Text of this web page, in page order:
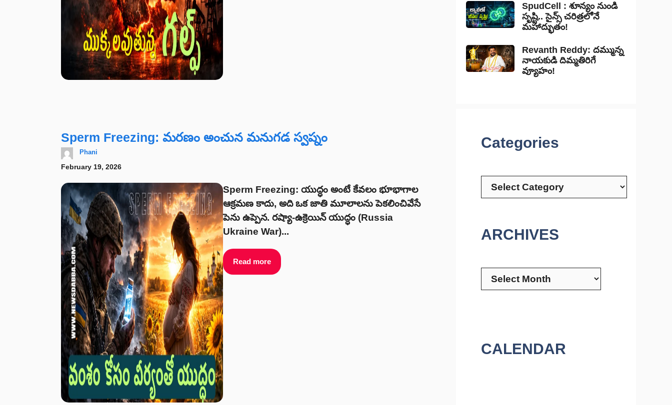
Sperm Freezing: మరణం అంచున మనుగడ స్వప్నం
Phani
February 19, 2026
Sperm Freezing: యుద్ధం అంటే కేవలం భూభాగాల
ఆక్రమణ కాదు, అది ఒక జాతి మూలాలను పెకలించివేసే
పెను ఉప్పెన. రష్యా-ఉక్రెయిన్ యుద్ధం (Russia
Ukraine War)...
Read more
SpudCell : శూన్యం నుండి
సృష్టి.. సైన్స్ చరిత్రలోనే
మహాద్భుతం!
Revanth Reddy: దమ్మున్న
నాయకుడి దిమ్మతిరిగే
వ్యూహం!
Categories
ARCHIVES
CALENDAR